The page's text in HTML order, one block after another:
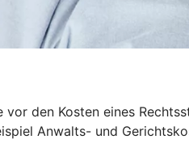
den Kosten eines
Anwalts- und